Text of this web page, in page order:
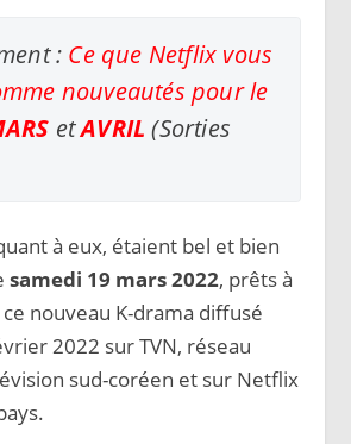
: Ce que Netflix vous
nouveautés pour le
etAVRIL (Sorties
à eux, étaient bel et bien
samedi 19 mars 2022, prêts à
nouveau K-drama diffusé
2022 sur TVN, réseau
sud-coréen et sur Netflix